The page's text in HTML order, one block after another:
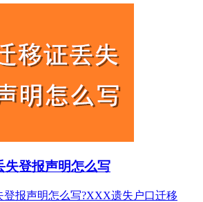
失登报声明怎么写
登报声明怎么写?XXX遗失户口迁移